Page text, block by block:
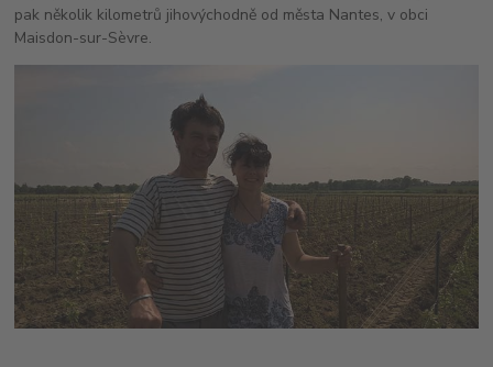
pak několik kilometrů jihovýchodně od města Nantes, v obci
Maisdon-sur-Sèvre.